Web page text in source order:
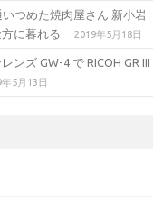
つめた焼肉屋さん 新小岩
方に暮れる
2019年5月18日
ンズ GW-4 で RICOH GR III
5月13日